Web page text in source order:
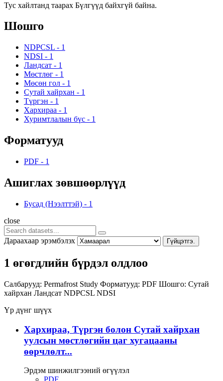
Тус хайлтанд таарах Бүлгүүд байхгүй байна.
Шошго
NDPCSL - 1
NDSI - 1
Ландсат - 1
Мөстлөг - 1
Мөсөн гол - 1
Сутай хайрхан - 1
Түргэн - 1
Хархираа - 1
Хуримтлалын бүс - 1
Форматууд
PDF - 1
Ашиглах зөвшөөрлүүд
Бусад (Нээлттэй) - 1
close
Дараахаар эрэмбэлэх Гүйцэтгэ.
1 өгөгдлийн бүрдэл олдлоо
Салбарууд: Permafrost Study Форматууд: PDF Шошго: Сутай
хайрхан Ландсат NDPCSL NDSI
Үр дүнг шүүх
Хархираа, Түргэн болон Сутай хайрхан
уулсын мөстлөгийн цаг хугацааны
өөрчлөлт...
Эрдэм шинжилгээний өгүүлэл